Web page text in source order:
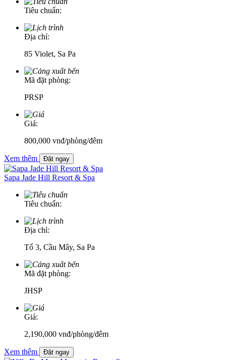
Tiêu chuẩn:
Địa chỉ:
85 Violet, Sa Pa
Mã đặt phòng:
PRSP
Giá:
800,000 vnđ/phòng/đêm
Xem thêm Đặt ngay
Sapa Jade Hill Resort & Spa
Tiêu chuẩn:
Địa chỉ:
Tổ 3, Cầu Mây, Sa Pa
Mã đặt phòng:
JHSP
Giá:
2,190,000 vnđ/phòng/đêm
Xem thêm Đặt ngay